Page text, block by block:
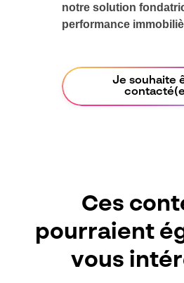
notre solution
performance
Je souhaite
Ces
pourraient
vous